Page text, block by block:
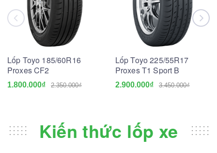
Lốp Toyo 185/60R16
Proxes CF2
1.800.000₫ 2.350.000₫
Lốp Toyo 225/55R17
Proxes T1 Sport B
2.900.000₫ 3.450.000₫
Kiến thức lốp xe